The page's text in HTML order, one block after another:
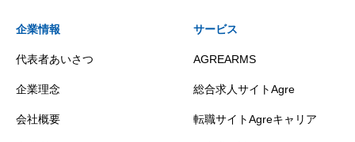
企業情報
代表者あいさつ
企業理念
会社概要
サービス
AGREARMS
総合求人サイトAgre
転職サイトAgreキャリア